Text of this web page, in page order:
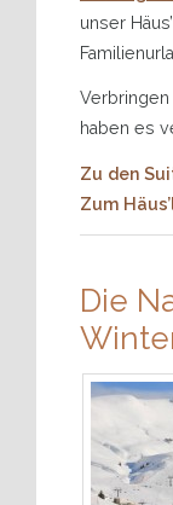
unser
Verbringen
haben es
Zu den
Zum
Die